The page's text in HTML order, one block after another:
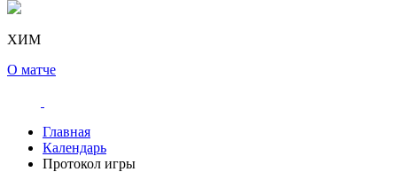
ХИМ
О матче
Главная
Календарь
Протокол игры